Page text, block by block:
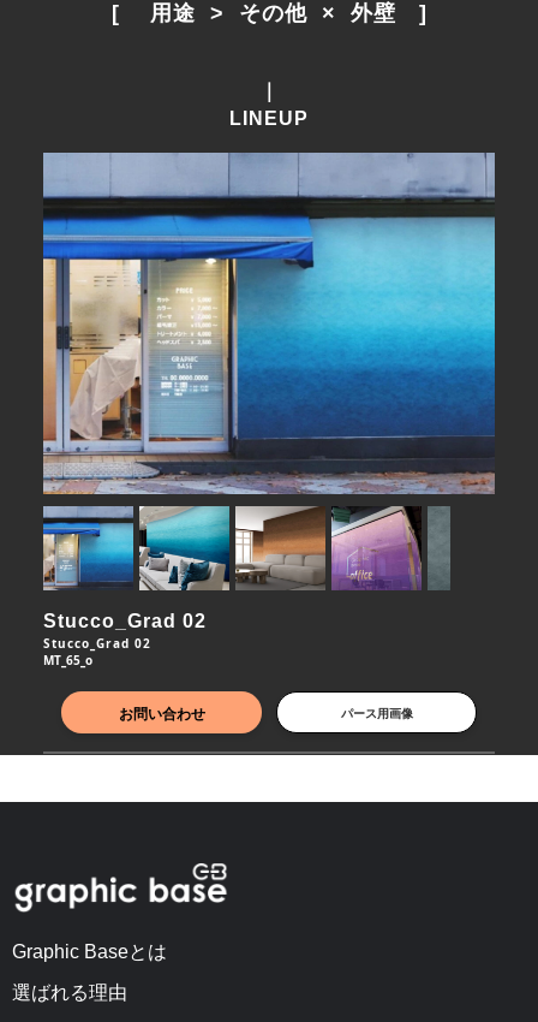
[　 用途  >  その他  ×  外壁　]
LINEUP
Stucco_Grad 02
Stucco_Grad 02
MT_65_o
お問い合わせ パース用画像
Graphic Baseとは
選ばれる理由